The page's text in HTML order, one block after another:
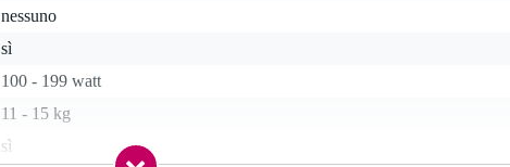
nessuno
sì
100 - 199 watt
11 - 15 kg
sì